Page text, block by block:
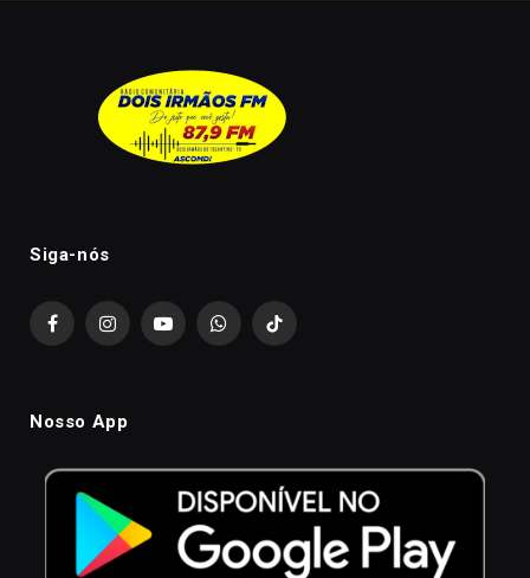
Siga-nós
FacebookInstagramYouTubeWhatsAppTikTok
Nosso App